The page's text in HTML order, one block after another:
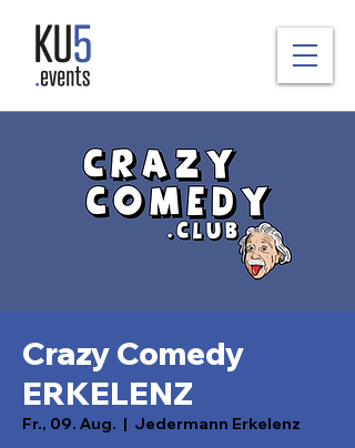
Crazy Comedy
ERKELENZ
Fr., 09. Aug.
  |
Jedermann Erkelenz